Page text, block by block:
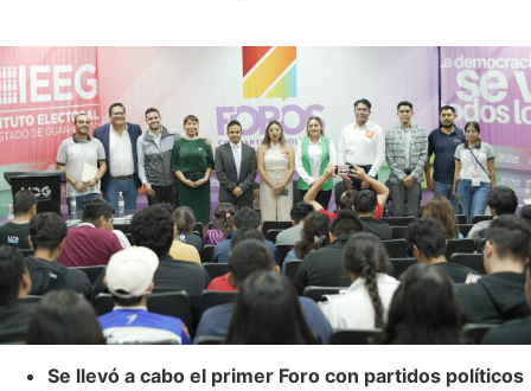
Se llevó a cabo el primer Foro con partidos políticos